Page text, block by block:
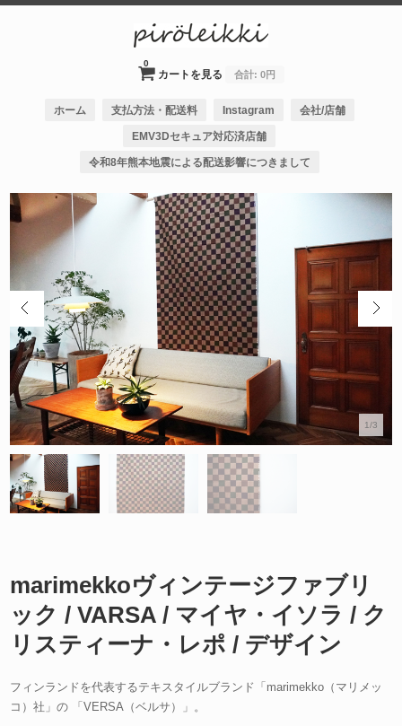
カートを見る
0
合計: 0円
ホーム 支払方法・配送料 Instagram 会社/店舗
EMV3Dセキュア対応済店舗
令和8年熊本地震による配送影響につきまして
1/3
marimekkoヴィンテージファブリ
ック / VARSA / マイヤ・イソラ / ク
リスティーナ・レポ / デザイン
フィンランドを代表するテキスタイルブランド「marimekko（マリメッ
コ）社」の 「VERSA（ベルサ）」。